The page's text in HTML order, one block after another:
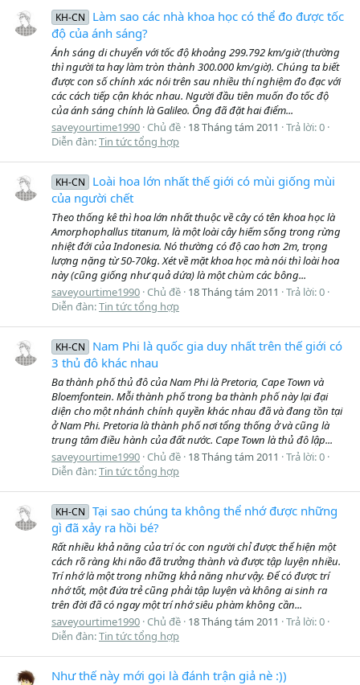
KH-CN
Làm sao các nhà khoa học có thể đo được tốc
độ của ánh sáng?
Ánh sáng di chuyển với tốc độ khoảng 299.792 km/giờ (thường
thì người ta hay làm tròn thành 300.000 km/giờ). Chúng ta biết
được con số chính xác nói trên sau nhiều thí nghiệm đo đạc với
các cách tiếp cận khác nhau. Người đầu tiên muốn đo tốc độ
của ánh sáng chính là Galileo. Ông đã đặt hai điểm...
saveyourtime1990 Chủ đề 18 Tháng tám 2011
Trả lời: 0
Diễn đàn:Tin tức tổng hợp
KH-CN
Loài hoa lớn nhất thế giới có mùi giống mùi
của người chết
Theo thống kê thì hoa lớn nhất thuộc về cây có tên khoa học là
Amorphophallus titanum, là một loài cây hiếm sống trong rừng
nhiệt đới của Indonesia. Nó thường có độ cao hơn 2m, trọng
lượng nặng từ 50-70kg. Xét về mặt khoa học mà nói thì loài hoa
này (cũng giống như quả dứa) là một chùm các bông...
saveyourtime1990 Chủ đề 18 Tháng tám 2011
Trả lời: 0
Diễn đàn:Tin tức tổng hợp
KH-CN
Nam Phi là quốc gia duy nhất trên thế giới có
3 thủ đô khác nhau
Ba thành phố thủ đô của Nam Phi là Pretoria, Cape Town và
Bloemfontein. Mỗi thành phố trong ba thành phố này lại đại
diện cho một nhánh chính quyền khác nhau đã và đang tồn tại
ở Nam Phi. Pretoria là thành phố nơi tổng thống ở và cũng là
trung tâm điều hành của đất nước. Cape Town là thủ đô lập...
saveyourtime1990 Chủ đề 18 Tháng tám 2011
Trả lời: 0
Diễn đàn:Tin tức tổng hợp
KH-CN
Tại sao chúng ta không thể nhớ được những
gì đã xảy ra hồi bé?
Rất nhiều khả năng của trí óc con người chỉ được thể hiện một
cách rõ ràng khi não đã trưởng thành và được tập luyện nhiều.
Trí nhớ là một trong những khả năng như vậy. Để có được trí
nhớ tốt, một đứa trẻ cũng phải tập luyện và không ai sinh ra
trên đời đã có ngay một trí nhớ siêu phàm không cần...
saveyourtime1990 Chủ đề 18 Tháng tám 2011
Trả lời: 0
Diễn đàn:Tin tức tổng hợp
Như thế này mới gọi là đánh trận giả nè :))